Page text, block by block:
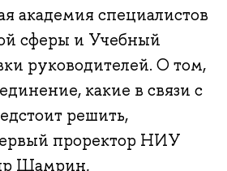
академия специалистов
сферы и Учебный
руководителей. О том,
какие в связи с
решить,
проректор НИУ
Шамрин.